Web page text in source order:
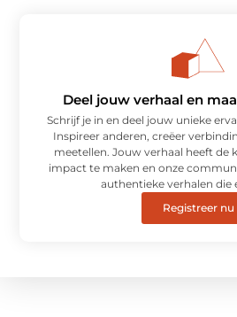
Deel jouw verhaal en
Schrijf je in en deel jouw unieke
Inspireer anderen, creëer
meetellen. Jouw verhaal heeft de
impact te maken en onze
authentieke verhalen die
Registreer nu